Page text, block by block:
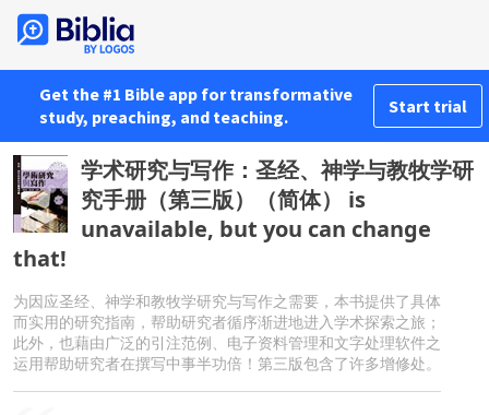
Get the #1 Bible app for transformative
study, preaching, and teaching.
Start trial
学术研究与写作：圣经、神学与教牧学研
究手册（第三版）（简体） is
unavailable, but you can change
that!
为因应圣经、神学和教牧学研究与写作之需要，本书提供了具体
而实用的研究指南，帮助研究者循序渐进地进入学术探索之旅；
此外，也藉由广泛的引注范例、电子资料管理和文字处理软件之
运用帮助研究者在撰写中事半功倍！第三版包含了许多增修处。